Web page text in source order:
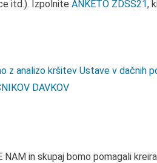
itd.). Izpolnite ANKETO ZDSS21,
z analizo kršitev Ustave v dačnih
DAVKOV
NAM in skupaj bomo pomagali